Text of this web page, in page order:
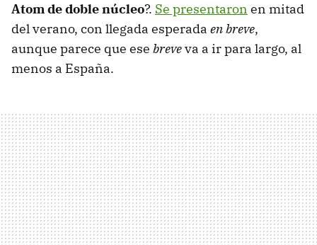
Atom de doble núcleo?. Se presentaron en mitad
del verano, con llegada esperada en breve,
aunque parece que ese breveva a ir para largo, al
menos a España.